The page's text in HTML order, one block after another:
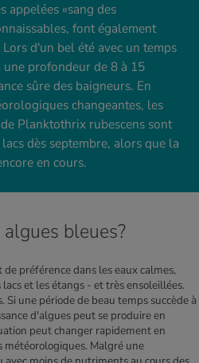
appelées «sang des
font également
d'un bel été avec un temps
profondeur de 8 à 15
sûre des baigneurs. En
changeantes, les
Planktothrix rubescens sont
dès septembre, alors que la
en cours.
bleues?
préférence dans les eaux calmes,
et les étangs - et très ensoleillées.
une période de beau temps succède à
d'algues peut se produire en
peut changer rapidement en
Malgré une